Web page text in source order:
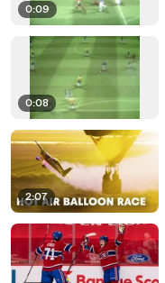
0:09
0:08
2:07